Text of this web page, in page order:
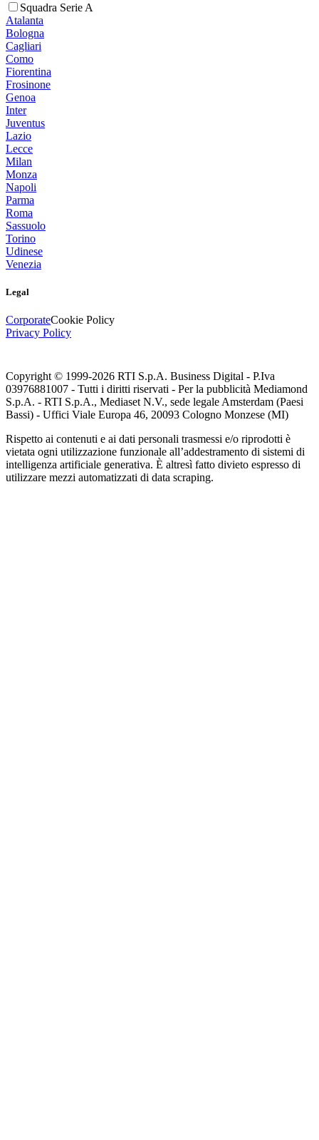
Squadra Serie A
Atalanta
Bologna
Cagliari
Como
Fiorentina
Frosinone
Genoa
Inter
Juventus
Lazio
Lecce
Milan
Monza
Napoli
Parma
Roma
Sassuolo
Torino
Udinese
Venezia
Legal
CorporateCookie Policy
Privacy Policy
Copyright © 1999-2026 RTI S.p.A. Business Digital - P.Iva
03976881007 - Tutti i diritti riservati - Per la pubblicità Mediamond
S.p.A. - RTI S.p.A., Mediaset N.V., sede legale Amsterdam (Paesi
Bassi) - Uffici Viale Europa 46, 20093 Cologno Monzese (MI)
Rispetto ai contenuti e ai dati personali trasmessi e/o riprodotti è
vietata ogni utilizzazione funzionale all’addestramento di sistemi di
intelligenza artificiale generativa. È altresì fatto divieto espresso di
utilizzare mezzi automatizzati di data scraping.